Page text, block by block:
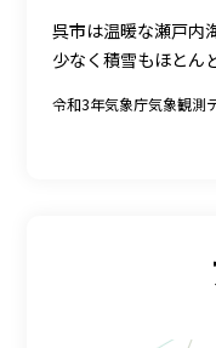
呉市は温暖な瀬戸内
少なく積雪もほとん
令和3年気象庁気象観測